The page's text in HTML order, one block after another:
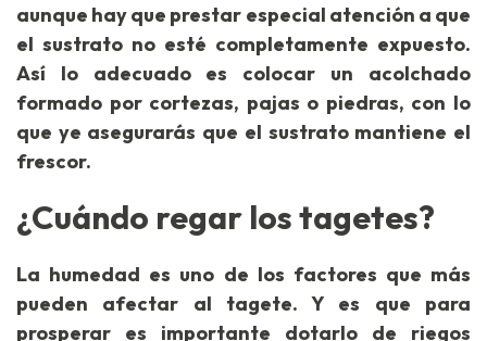
aunque hay que prestar especial atención a que
el sustrato no esté completamente expuesto.
Así lo adecuado es colocar un acolchado
formado por cortezas, pajas o piedras, con lo
que ye asegurarás que el sustrato mantiene el
frescor.
¿Cuándo regar los tagetes?
La humedad es uno de los factores que más
pueden afectar al tagete. Y es que para
prosperar es importante dotarlo de riegos